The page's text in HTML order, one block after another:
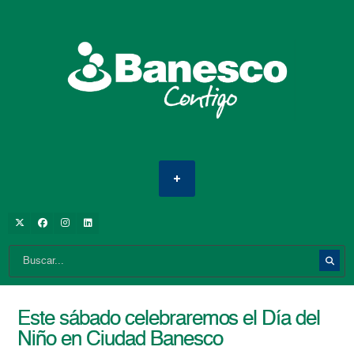
Este sábado celebraremos el Día del
Niño en Ciudad Banesco